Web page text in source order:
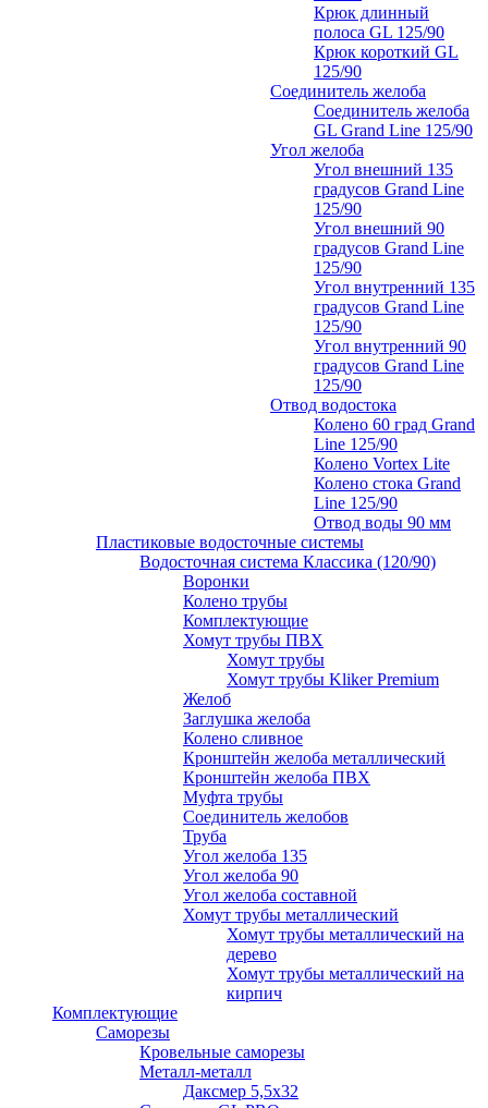
Крюк длинный
полоса GL 125/90
Крюк короткий GL
125/90
Соединитель желоба
Соединитель желоба
GL Grand Line 125/90
Угол желоба
Угол внешний 135
градусов Grand Line
125/90
Угол внешний 90
градусов Grand Line
125/90
Угол внутренний 135
градусов Grand Line
125/90
Угол внутренний 90
градусов Grand Line
125/90
Отвод водостока
Колено 60 град Grand
Line 125/90
Колено Vortex Lite
Колено стока Grand
Line 125/90
Отвод воды 90 мм
Пластиковые водосточные системы
Водосточная система Классика (120/90)
Воронки
Колено трубы
Комплектующие
Хомут трубы ПВХ
Хомут трубы
Хомут трубы Kliker Premium
Желоб
Заглушка желоба
Колено сливное
Кронштейн желоба металлический
Кронштейн желоба ПВХ
Муфта трубы
Соединитель желобов
Труба
Угол желоба 135
Угол желоба 90
Угол желоба составной
Хомут трубы металлический
Хомут трубы металлический на
дерево
Хомут трубы металлический на
кирпич
Комплектующие
Саморезы
Кровельные саморезы
Металл-металл
Даксмер 5,5х32